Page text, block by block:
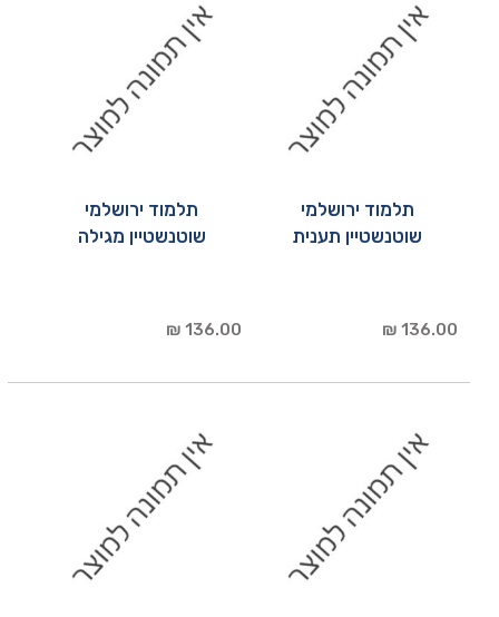
תלמוד ירושלמי
שוטנשטיין תענית
136.00 ₪
תלמוד ירושלמי
שוטנשטיין מגילה
136.00 ₪